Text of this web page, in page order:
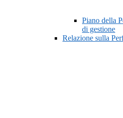
Piano della
di gestione
Relazione sulla